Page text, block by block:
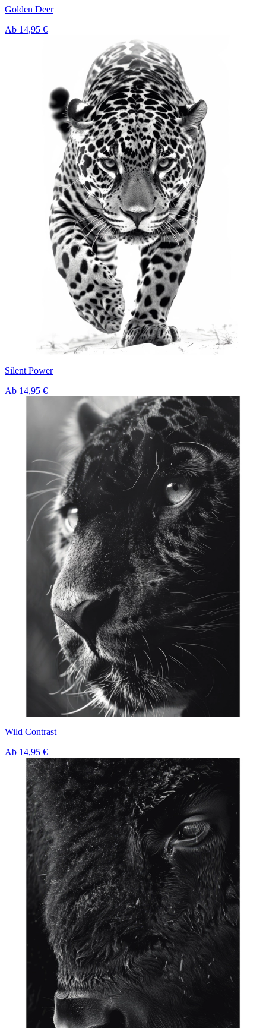
Golden Deer
Ab 14,95 €
Silent Power
Ab 14,95 €
Wild Contrast
Ab 14,95 €